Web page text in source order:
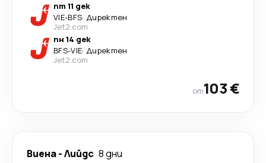
пт 11 дек
VIE-BFS· Директен
Jet2.com
пн 14 дек
BFS-VIE· Директен
Jet2.com
от103 €
Виена-Лийдс 8 дни